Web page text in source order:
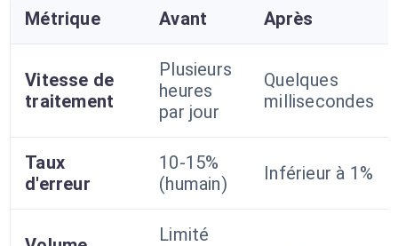
Métrique Avant Après
Vitesse de
traitement
Plusieurs
heures
par jour
Quelques
millisecondes
Taux
d'erreur
10-15%
(humain)
Inférieur à 1%
Limité